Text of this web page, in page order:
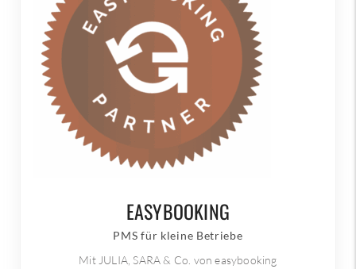
EASYBOOKING
PMS für kleine Betriebe
Mit JULIA, SARA & Co. von easybooking